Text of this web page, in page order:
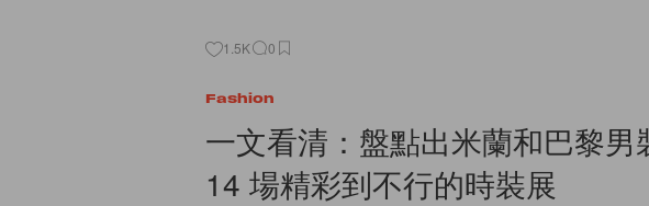
1.5K 0
Fashion
一文看清：盤點出米蘭和巴黎男
14 場精彩到不行的時裝展